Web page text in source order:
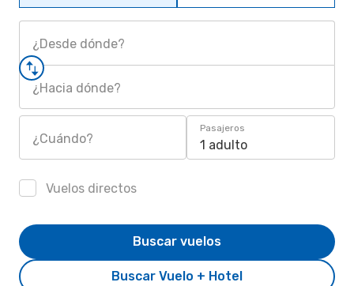
¿Desde dónde?
¿Hacia dónde?
¿Cuándo?
Pasajeros
1 adulto
Vuelos directos
Buscar Vuelo + Hotel
Buscar vuelos